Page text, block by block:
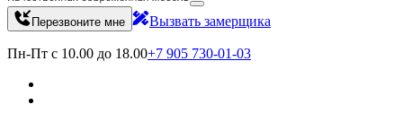
Перезвоните мне Вызвать замерщика
Пн-Пт с 10.00 до 18.00+7 905 730-01-03